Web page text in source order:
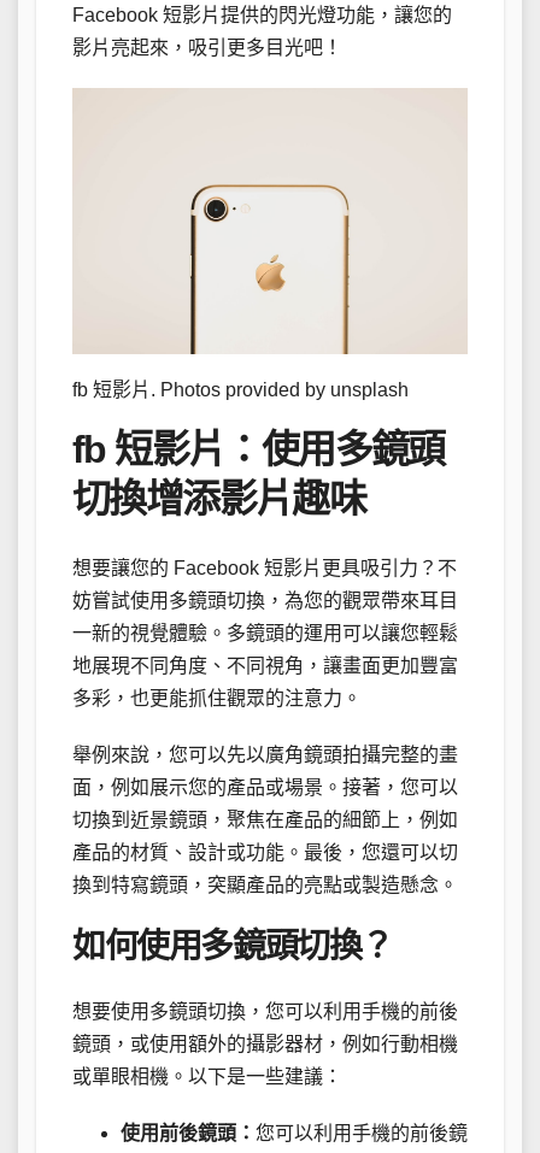
Facebook 短影片提供的閃光燈功能，讓您的
影片亮起來，吸引更多目光吧！
fb 短影片. Photos provided by unsplash
fb 短影片：使用多鏡頭
切換增添影片趣味
想要讓您的 Facebook 短影片更具吸引力？不
妨嘗試使用多鏡頭切換，為您的觀眾帶來耳目
一新的視覺體驗。多鏡頭的運用可以讓您輕鬆
地展現不同角度、不同視角，讓畫面更加豐富
多彩，也更能抓住觀眾的注意力。
舉例來說，您可以先以廣角鏡頭拍攝完整的畫
面，例如展示您的產品或場景。接著，您可以
切換到近景鏡頭，聚焦在產品的細節上，例如
產品的材質、設計或功能。最後，您還可以切
換到特寫鏡頭，突顯產品的亮點或製造懸念。
如何使用多鏡頭切換？
想要使用多鏡頭切換，您可以利用手機的前後
鏡頭，或使用額外的攝影器材，例如行動相機
或單眼相機。以下是一些建議：
使用前後鏡頭： 您可以利用手機的前後鏡